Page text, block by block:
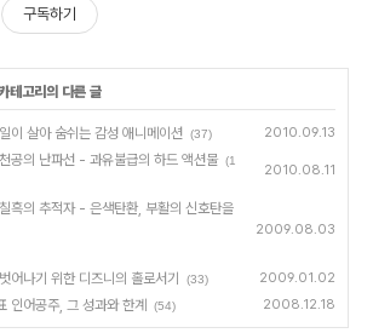
구독하기
테고리의 다른 글
이 살아 숨쉬는 감성 애니메이션 (37) 2010.09.13
공의 난파선 - 과유불급의 하드 액션물 (1
2010.08.11
흑의 추적자 - 은색탄환, 부활의 신호탄을
2009.08.03
어나기 위한 디즈니의 홀로서기 (33) 2009.01.02
인어공주, 그 성과와 한계 (54) 2008.12.18